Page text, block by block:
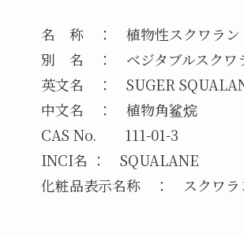
名 称 ： 植物性スクワラン
別 名 ： ベジタブルスクワ
英文名 ： SUGER
中文名 ： 植物角鲨烷
CAS No. 111-01-3
INCI名 ： SQUALANE
化粧品表示名称 ： スクワラ